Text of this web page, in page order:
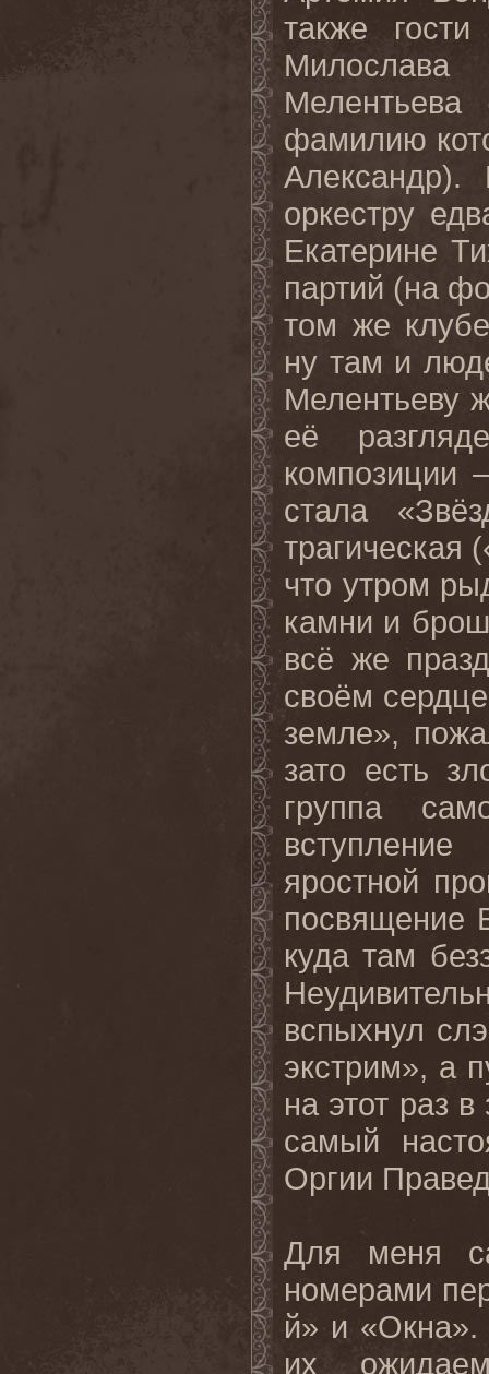
также
фамилию
оркестру
Екатерине
партий (на
том же
ну там и
Мелентьеву
её
композиции
стала
что утром
камни и
всё же
своём
земле»,
зато есть
группа
яростной
посвящение
куда там
вспыхнул
экстрим», а
на этот раз
самый
Оргии
Для меня
номерами
й» и «Окна».
их